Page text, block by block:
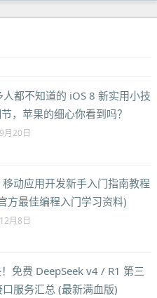
都不知道的 iOS 8 新实用小技
，苹果的细心你看到吗？
月20日
移动应用开发新手入门指南教程
方最佳编程入门学习资料)
月8日
免费 DeepSeek v4 / R1 第三
口服务汇总 (最新满血版)